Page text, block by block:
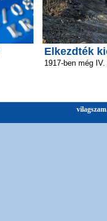
Elkezdték
1917-ben még